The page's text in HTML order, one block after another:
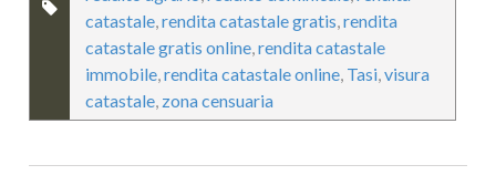
catastale,rendita catastale gratis,rendita
catastale gratis online,rendita catastale
immobile,rendita catastale online, Tasi,visura
catastale, zona censuaria